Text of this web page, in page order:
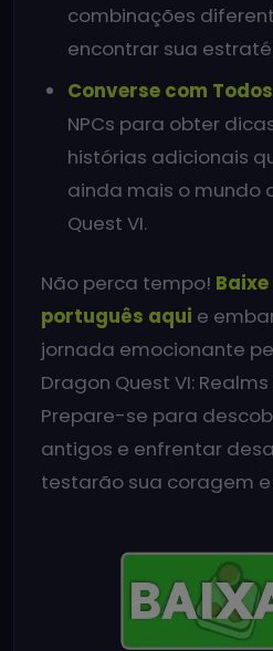
combinações
encontrar sua
Converse com
NPCs para obter
histórias adicionais
ainda mais o mundo
Quest VI.
Não perca tempo! Baixe
português aqui e
jornada emocionante
Dragon Quest VI:
Prepare-se para
antigos e enfrentar
testarão sua coragem